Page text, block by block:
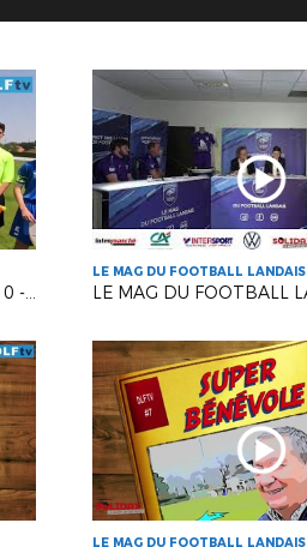
LE MAG DU FOOTBALL LANDAIS #10 - Saison 2
LE MAG DU FOOTBALL LANDAIS
LE MAG DU FOOTBALL LANDAIS